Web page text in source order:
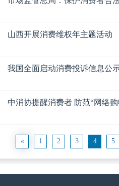
山西开展消费维权年主题活动
我国全面启动消费投诉信息公
中消协提醒消费者 防范“网络
« 1 2 3 4 5